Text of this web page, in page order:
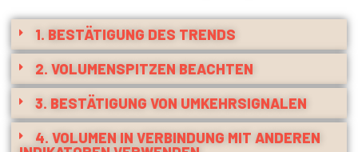
1. BESTÄTIGUNG DES TRENDS
2. VOLUMENSPITZEN BEACHTEN
3. BESTÄTIGUNG VON UMKEHRSIGNALEN
4. VOLUMEN IN VERBINDUNG MIT ANDEREN